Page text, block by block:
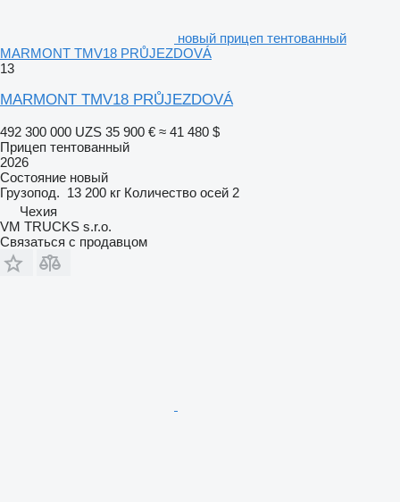
новый прицеп тентованный
MARMONT TMV18 PRŮJEZDOVÁ
13
MARMONT TMV18 PRŮJEZDOVÁ
492 300 000 UZS 35 900 € ≈ 41 480 $
Прицеп тентованный
2026
Состояние новый
Грузопод. 13 200 кг Количество осей 2
Чехия
VM TRUCKS s.r.o.
Связаться с продавцом